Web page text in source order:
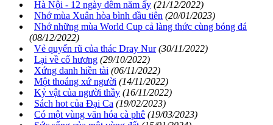
Hà Nội - 12 ngày đêm năm ấy (21/12/2022)
Nhớ mùa Xuân hòa bình đầu tiên (20/01/2023)
Nhớ những mùa World Cup cả làng thức cùng bóng đá
(08/12/2022)
Vẻ quyến rũ của thác Dray Nur (30/11/2022)
Lại về cố hương (29/10/2022)
Xứng danh hiền tài (06/11/2022)
Một thoáng xứ người (14/11/2022)
Kỷ vật của người thầy (16/11/2022)
Sách hot của Đại Ca (19/02/2023)
Có một vùng văn hóa cà phê (19/03/2023)